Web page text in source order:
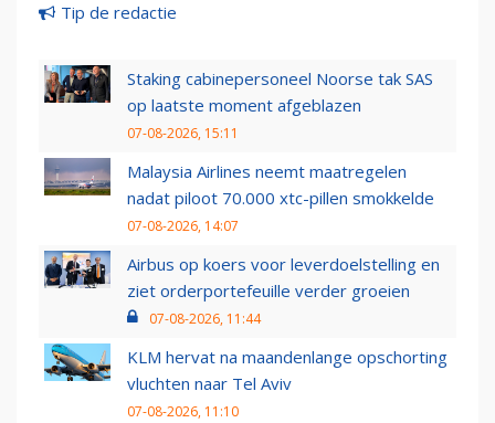
Tip de redactie
Staking cabinepersoneel Noorse tak SAS
op laatste moment afgeblazen
07-08-2026, 15:11
Malaysia Airlines neemt maatregelen
nadat piloot 70.000 xtc-pillen smokkelde
07-08-2026, 14:07
Airbus op koers voor leverdoelstelling en
ziet orderportefeuille verder groeien
07-08-2026, 11:44
KLM hervat na maandenlange opschorting
vluchten naar Tel Aviv
07-08-2026, 11:10